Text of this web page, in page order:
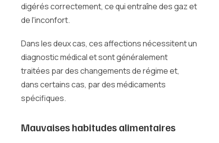
digérés correctement, ce qui entraîne des gaz et
de l'inconfort.
Dans les deux cas, ces affections nécessitent un
diagnostic médical et sont généralement
traitées par des changements de régime et,
dans certains cas, par des médicaments
spécifiques.
Mauvaises habitudes alimentaires